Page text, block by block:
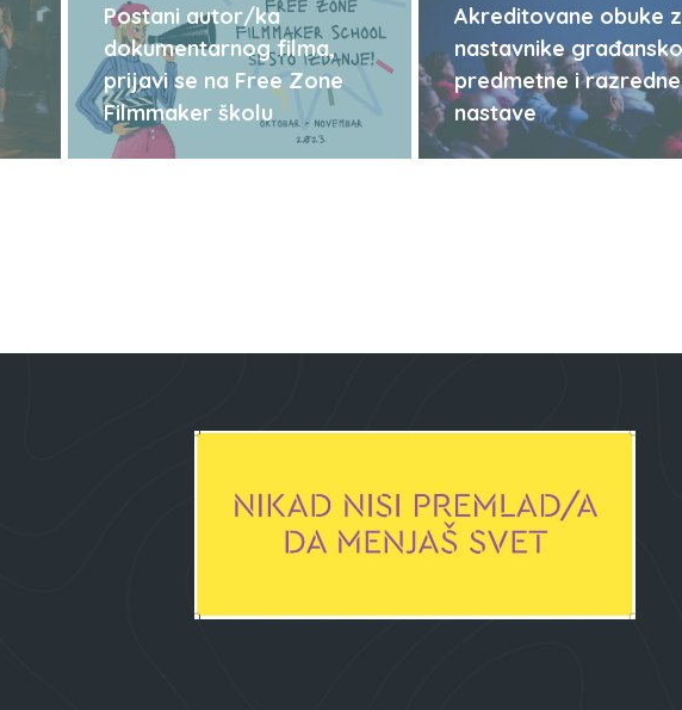
Postani autor/ka
dokumentarnog filma,
prijavi se na Free Zone
Filmmaker školu
Akreditovane obuke
nastavnike
predmetne i razredne
nastave